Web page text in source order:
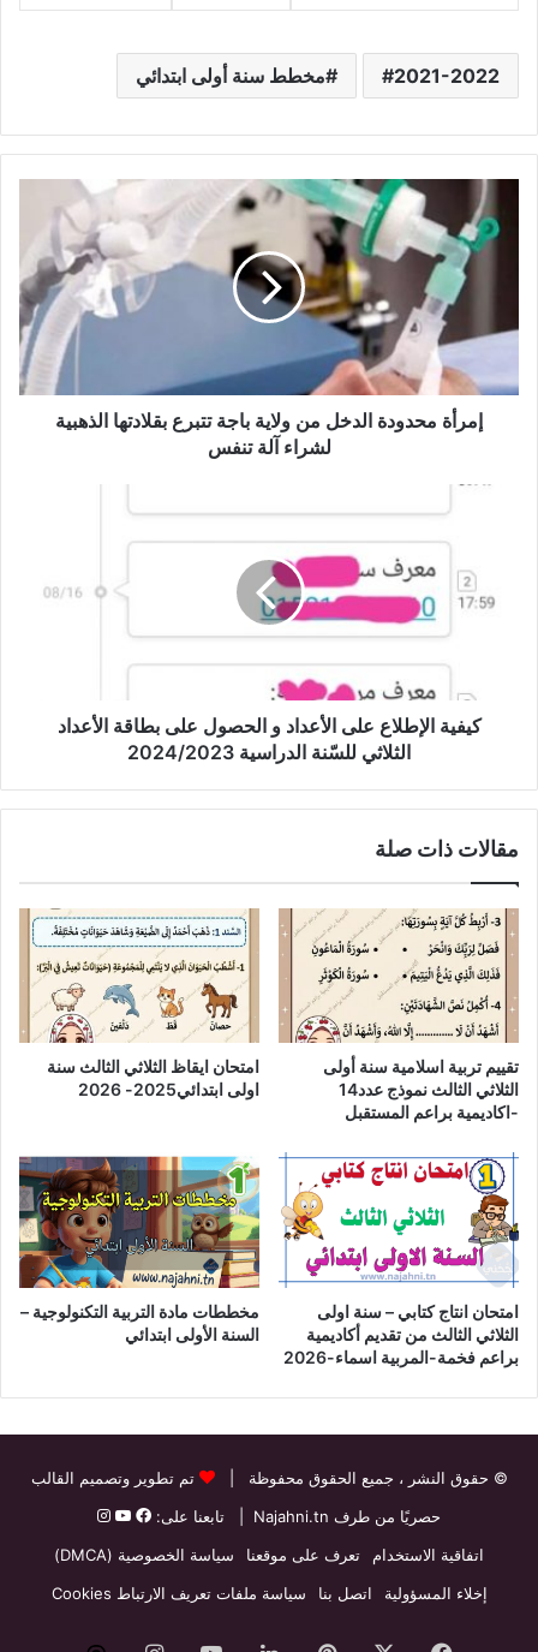
2021-2022 مخطط سنة أولى ابتدائي
إمرأة
محدودة
الدخل
تتبرع
الذهبية
لشراءإمرأة محدودة الدخل من ولاية باجة تتبرع بقلادتها الذهبية
لشراء آلة تنفس
الثلاثي
2024/2023
كيفية الإطلاع على الأعداد و الحصول على بطاقة الأعداد
الثلاثي للسّنة الدراسية 2024/2023
مقالات ذات صلة
تقييم تربية اسلامية سنة أولى
الثلاثي الثالث نموذج عدد14
-اكاديمية براعم المستقبل
امتحان ايقاظ الثلاثي الثالث سنة
اولى ابتدائي2025- 2026
امتحان انتاج كتابي – سنة اولى
الثلاثي الثالث من تقديم أكاديمية
براعم فخمة-المربية اسماء-2026
مخططات مادة التربية التكنولوجية –
السنة الأولى ابتدائي
© حقوق النشر ، جميع الحقوق محفوظة |
تم تطوير وتصميم القالب
حصريًا من طرف Najahni.tn | تابعنا على:
اتفاقية الاستخدام
تعرف على موقعنا
سياسة الخصوصية (DMCA)
إخلاء المسؤولية
اتصل بنا سياسة ملفات تعريف الارتباط Cookies